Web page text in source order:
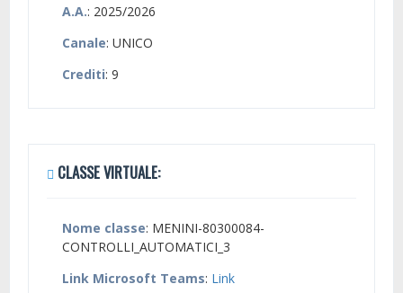
A.A.: 2025/2026
Canale: UNICO
Crediti: 9
CLASSE VIRTUALE:
Nome classe: MENINI-80300084-
CONTROLLI_AUTOMATICI_3
Link Microsoft Teams: Link